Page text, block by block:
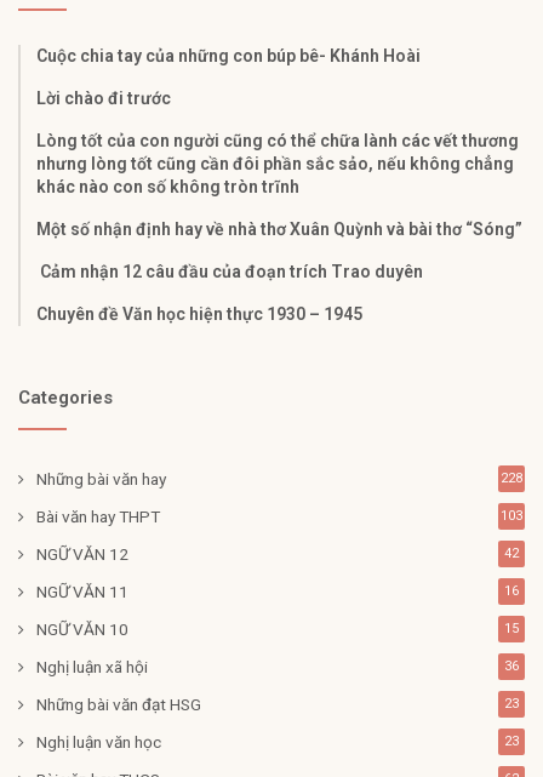
Cuộc chia tay của những con búp bê- Khánh Hoài
Lời chào đi trước
Lòng tốt của con người cũng có thể chữa lành các vết thương
nhưng lòng tốt cũng cần đôi phần sắc sảo, nếu không chẳng
khác nào con số không tròn trĩnh
Một số nhận định hay về nhà thơ Xuân Quỳnh và bài thơ “Sóng”
Cảm nhận 12 câu đầu của đoạn trích Trao duyên
Chuyên đề Văn học hiện thực 1930 – 1945
Categories
Những bài văn hay 228
Bài văn hay THPT 103
NGỮ VĂN 12 42
NGỮ VĂN 11 16
NGỮ VĂN 10 15
Nghị luận xã hội 36
Những bài văn đạt HSG 23
Nghị luận văn học 23